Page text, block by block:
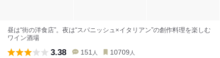
昼は“街の洋食店”。夜は“スパニッシュ×イタリアン”の創作料理を楽しむ
ワイン酒場
3.38 151 人 10709 人